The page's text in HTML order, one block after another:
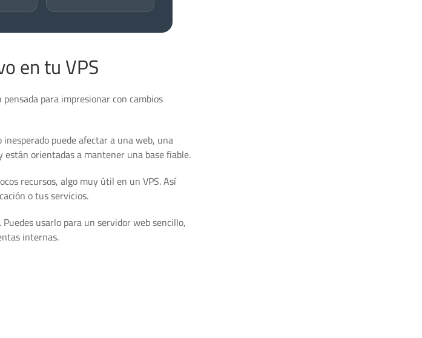
en tu VPS
para impresionar con cambios
puede afectar a una web, una
orientadas a mantener una base fiable.
recursos, algo muy útil en un VPS. Así
o tus servicios.
usarlo para un servidor web sencillo,
internas.